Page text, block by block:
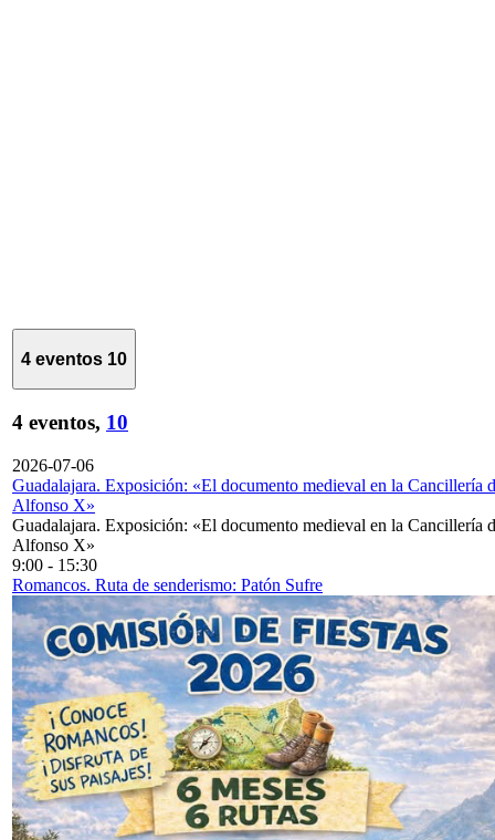
4 eventos 10
4 eventos, 10
2026-07-06
Guadalajara. Exposición: «El documento medieval en la Cancillería
Alfonso X»
Guadalajara. Exposición: «El documento medieval en la Cancillería
Alfonso X»
9:00 - 15:30
Romancos. Ruta de senderismo: Patón Sufre